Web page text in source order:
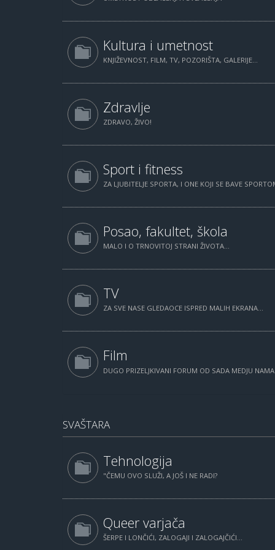
Kultura i umetnost
KNJIŽEVNOST, FILM, TV, POZORIŠTA, GALERIJE...
Zdravlje
ZDRAVO, ŽIVO!
Sport i fitness
ZA LJUBITELJE SPORTA, I ONE KOJI SE BAVE
Posao, fakultet, škola
MALO I O TRNOVITOJ STRANI ŽIVOTA...
TV
ZA SVE NASE GLEDAOCE ISPRED MALIH EKRANA...
Film
DUGO PRIZELJKIVANI FORUM OD SADA MEDJU
SVAŠTARA
Tehnologija
"ČEMU OVO SLUŽI, A JOŠ I NE RADI?
Queer varjača
ŠERPE I LONČIĆI, ZALOGAJI I ZALOGAJČIĆI...